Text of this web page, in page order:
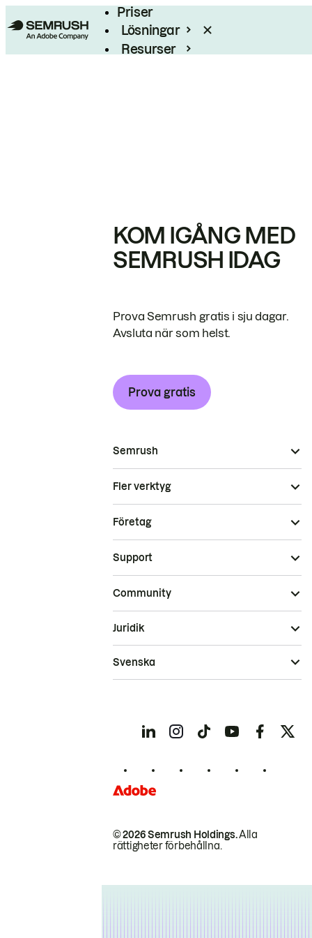
Priser
Lösningar
Resurser
KOM IGÅNG MED
SEMRUSH IDAG
Prova Semrush gratis i sju dagar.
Avsluta när som helst.
Prova gratis
Semrush
Fler verktyg
Företag
Support
Community
© 2026 Semrush Holdings.Alla
rättigheter förbehållna.
Juridik
Svenska